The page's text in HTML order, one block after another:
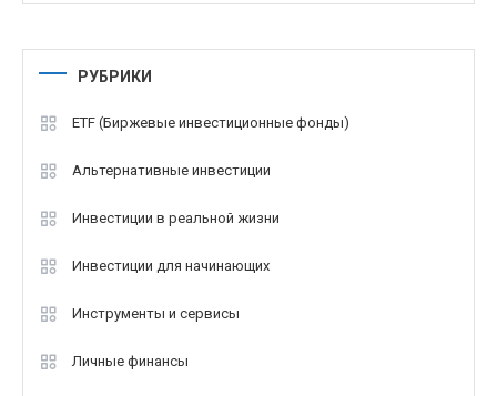
РУБРИКИ
ETF (Биржевые инвестиционные фонды)
Альтернативные инвестиции
Инвестиции в реальной жизни
Инвестиции для начинающих
Инструменты и сервисы
Личные финансы